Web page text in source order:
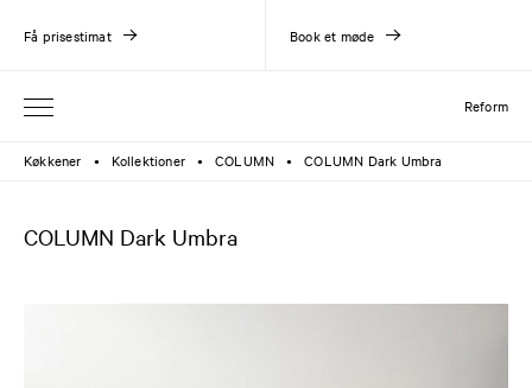
Reform
Få prisestimat Book et møde
Køkkener ● Kollektioner ● COLUMN ● COLUMN Dark Umbra
COLUMN Dark Umbra